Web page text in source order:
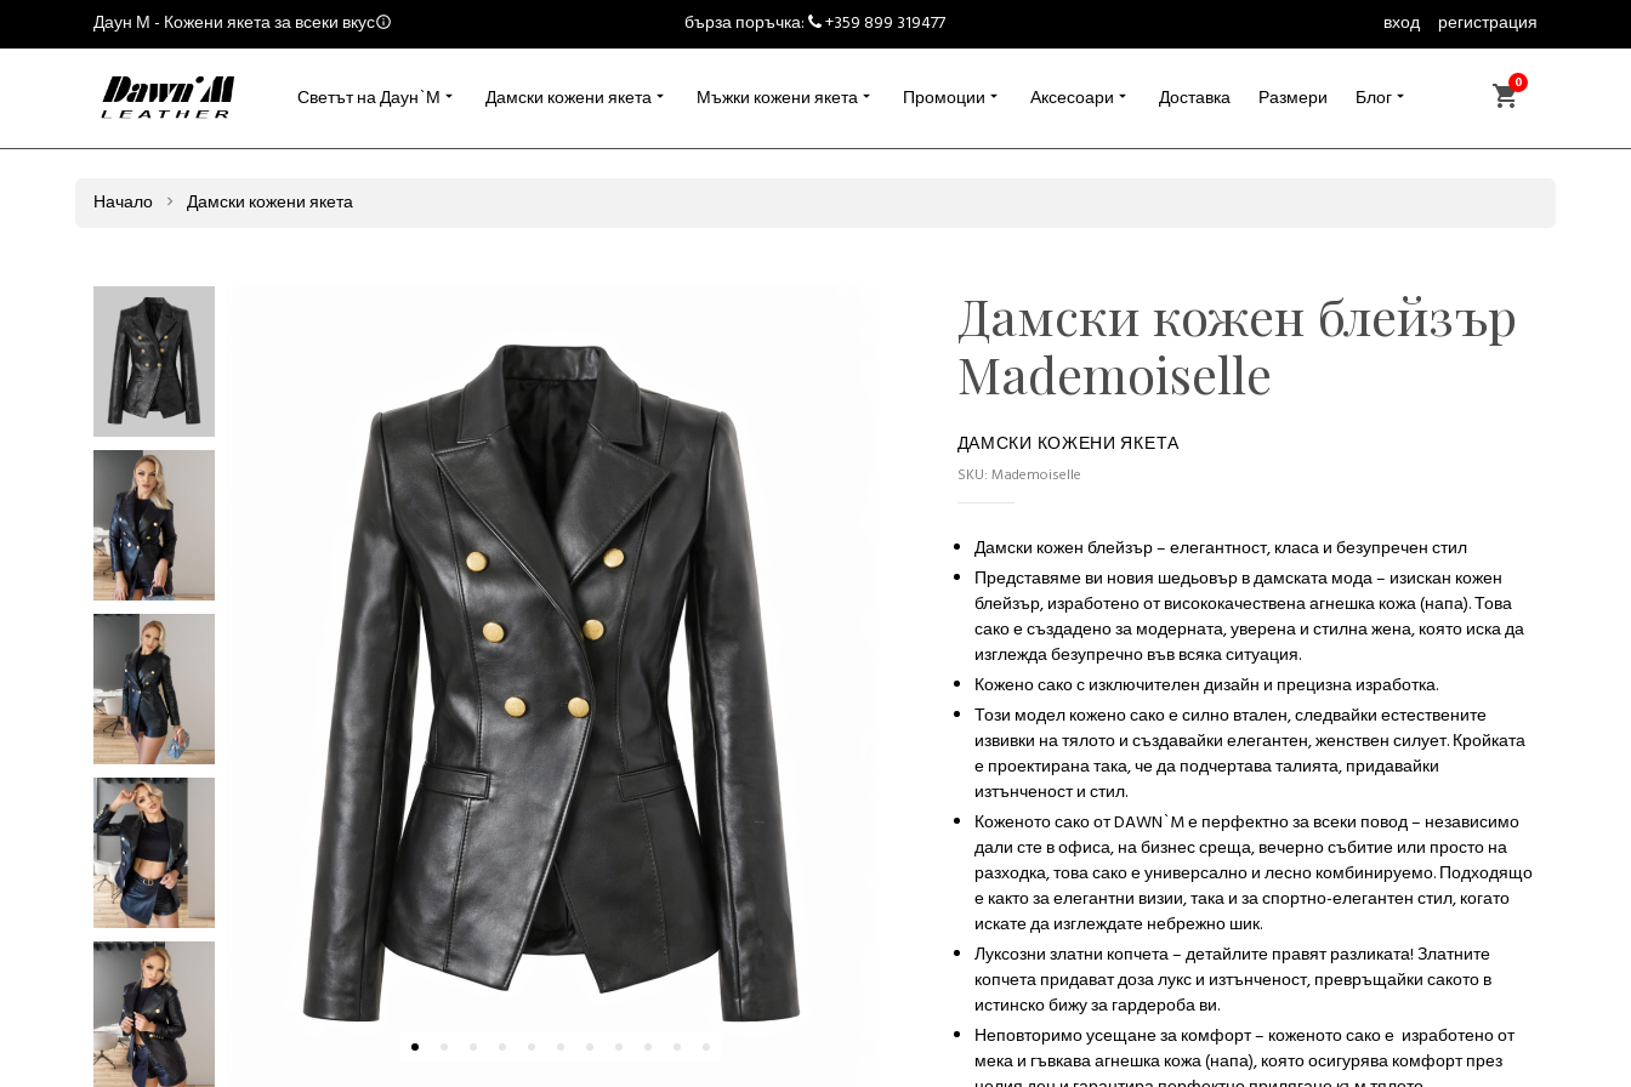
Даун М - Кожени якета за всеки вкус бърза поръчка: +359 899 319477 вход регистрация
Светът на Даун`М Дамски кожени якета Мъжки кожени якета Промоции Аксесоари Доставка Размери Блог
0
Начало Дамски кожени якета
Дамски кожен блейзър
Mademoiselle
ДАМСКИ КОЖЕНИ ЯКЕТА
SKU: Mademoiselle
Дамски кожен блейзър – елегантност, класа и безупречен стил
Представяме ви новия шедьовър в дамската мода – изискан кожен
блейзър, изработено от висококачествена агнешка кожа (напа). Това
сако е създадено за модерната, уверена и стилна жена, която иска да
изглежда безупречно във всяка ситуация.
Кожено сако с изключителен дизайн и прецизна изработка.
Този модел кожено сако е силно втален, следвайки естествените
извивки на тялото и създавайки елегантен, женствен силует. Кройката
е проектирана така, че да подчертава талията, придавайки
изтънченост и стил.
Коженото сако от DAWN`M е перфектно за всеки повод – независимо
дали сте в офиса, на бизнес среща, вечерно събитие или просто на
разходка, това сако е универсално и лесно комбинируемо. Подходящо
е както за елегантни визии, така и за спортно-елегантен стил, когато
искате да изглеждате небрежно шик.
Луксозни златни копчета – детайлите правят разликата! Златните
копчета придават доза лукс и изтънченост, превръщайки сакото в
истинско бижу за гардероба ви.
Неповторимо усещане за комфорт – коженото сако е изработено от
мека и гъвкава агнешка кожа (напа), която осигурява комфорт през